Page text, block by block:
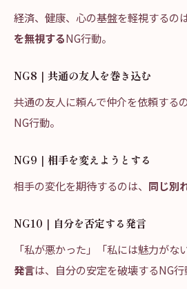
経済、健康、心の基盤を軽視するのは
を無視するNG行動。
NG8｜共通の友人を巻き込む
共通の友人に頼んで仲介を依頼するの
NG行動。
NG9｜相手を変えようとする
相手の変化を期待するのは、 同じ別
NG10｜自分を否定する発言
「私が悪かった」「私には魅力がな
発言は、自分の安定を破壊するNG行